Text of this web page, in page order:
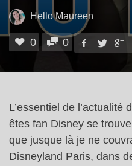
Hello Maureen
0 0
L’essentiel de
êtes fan Disney se
que jusque là je ne
Disneyland Paris, dans